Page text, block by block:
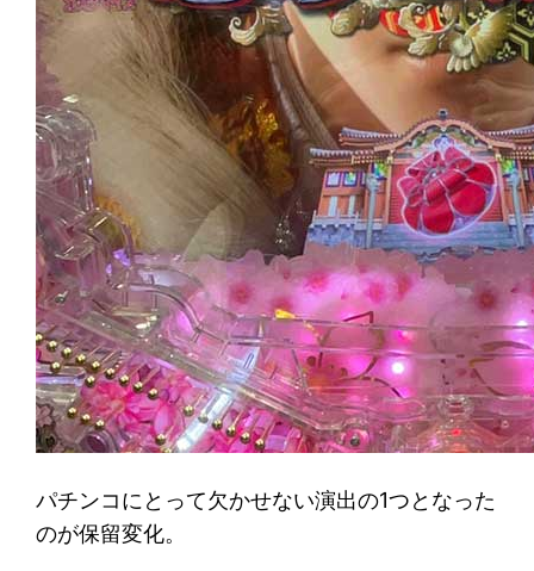
パチンコにとって欠かせない演出の1つとなった
のが保留変化。